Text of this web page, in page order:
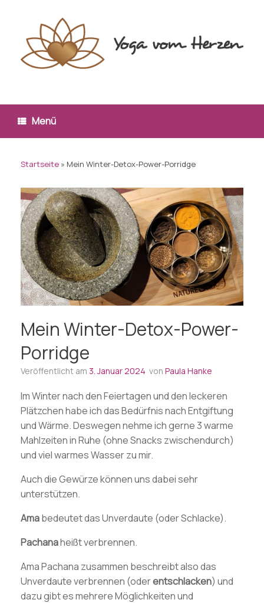
Menü
Startseite » Mein Winter-Detox-Power-Porridge
Mein Winter-Detox-Power-
Porridge
Veröffentlicht am 3. Januar 2024 von Paula Hanke
Im Winter nach den Feiertagen und den leckeren
Plätzchen habe ich das Bedürfnis nach Entgiftung
und Wärme. Deswegen nehme ich gerne 3 warme
Mahlzeiten in Ruhe (ohne Snacks zwischendurch)
und viel warmes Wasser zu mir.
Auch die Gewürze können uns dabei sehr
unterstützen.
Amabedeutet das Unverdaute (oder Schlacke).
Pachanaheißt verbrennen.
Ama Pachana zusammen beschreibt also das
Unverdaute verbrennen (oderentschlacken) und
dazu gibt es mehrere Möglichkeiten und